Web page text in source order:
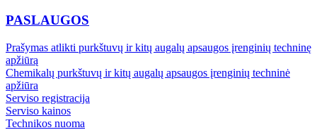
PASLAUGOS
Prašymas atlikti purkštuvų ir kitų augalų apsaugos įrenginių techninę
apžiūrą
Chemikalų purkštuvų ir kitų augalų apsaugos įrenginių techninė
apžiūra
Serviso registracija
Serviso kainos
Technikos nuoma